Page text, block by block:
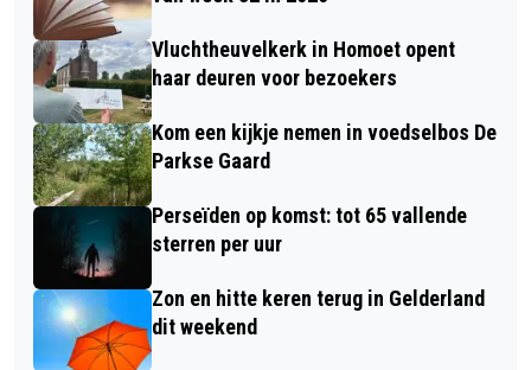
PODOTHERAPEUT
Vluchtheuvelkerk in Homoet opent
haar deuren voor bezoekers
Kom een kijkje nemen in voedselbos De
Parkse Gaard
Perseïden op komst: tot 65 vallende
sterren per uur
Zon en hitte keren terug in Gelderland
dit weekend